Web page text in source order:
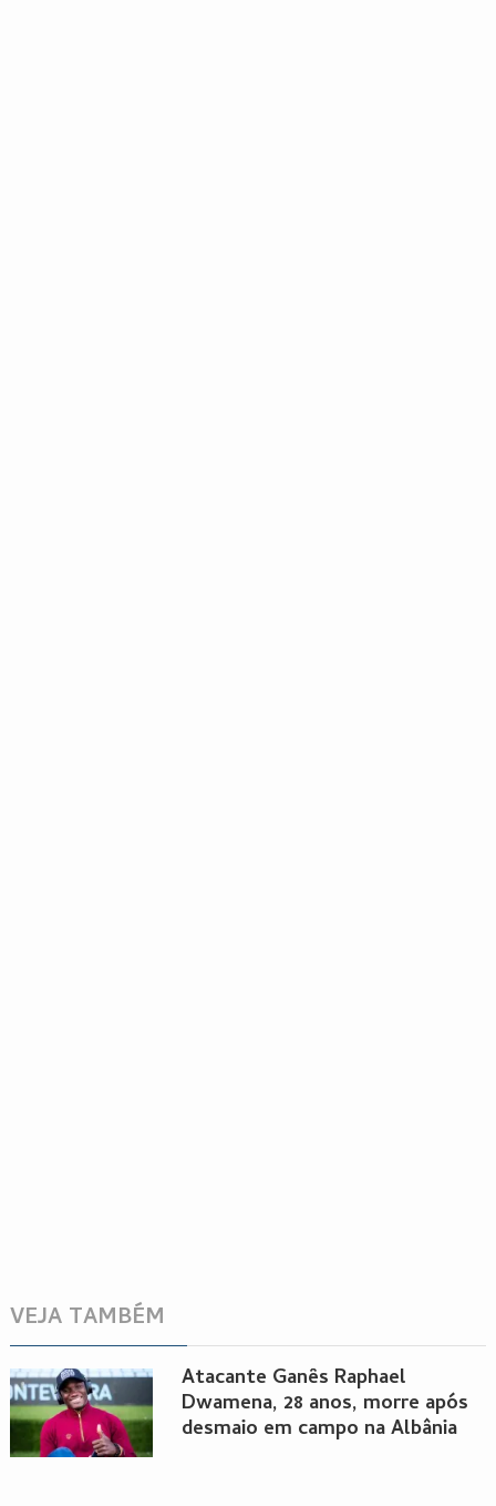
VEJA TAMBÉM
Atacante Ganês Raphael
Dwamena, 28 anos, morre após
desmaio em campo na Albânia